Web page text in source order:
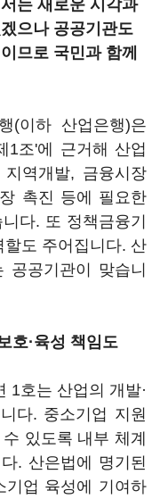
는 새로운 시각과
으나 공공기관도
므로 국민과 함께
(이하 산업은행)은
1조'에 근거해 산업
역개발, 금융시장
촉진 등에 필요한
다. 또 정책금융기
도 주어집니다. 산
공공기관이 맞습니
호·육성 책임도
1호는 산업의 개발·
다. 중소기업 지원
있도록 내부 체계
. 산은법에 명기된
기업 육성에 기여하